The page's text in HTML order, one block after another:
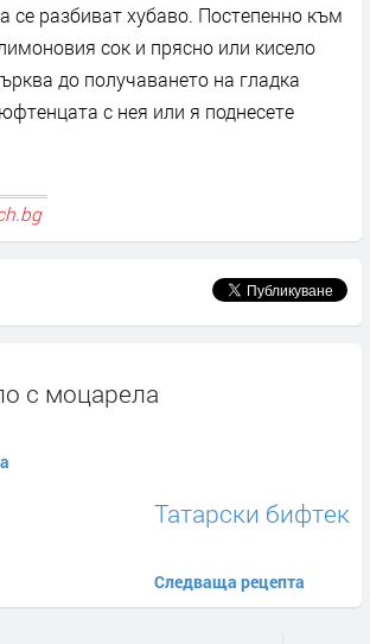
се разбиват хубаво. Постепенно към
сок и прясно или кисело
до получаването на гладка
с нея или я поднесете
с моцарела
Татарски бифтек
Следваща рецепта